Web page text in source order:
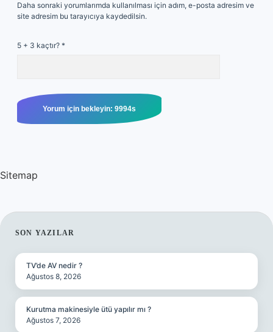
Daha sonraki yorumlarımda kullanılması için adım, e-posta adresim ve
site adresim bu tarayıcıya kaydedilsin.
5 + 3 kaçtır? *
Sitemap
SIDEBAR
SON YAZILAR
TV’de AV nedir ?
Ağustos 8, 2026
Kurutma makinesiyle ütü yapılır mı ?
Ağustos 7, 2026